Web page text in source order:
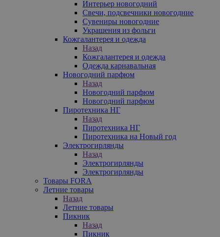
Интерьер новогодний
Свечи, подсвечники новогодние
Сувениры новогодние
Украшения из фольги
Кожгалантерея и одежда
Назад
Кожгалантерея и одежда
Одежда карнавальная
Новогодний парфюм
Назад
Новогодний парфюм
Новогодний парфюм
Пиротехника НГ
Назад
Пиротехника НГ
Пиротехника на Новый год
Электрогирлянды
Назад
Электрогирлянды
Электрогирлянды
Товары FORA
Летние товары
Назад
Летние товары
Пикник
Назад
Пикник